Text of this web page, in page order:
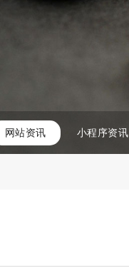
网站资讯 小程序资讯